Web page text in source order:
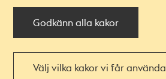
Godkänn alla kakor
Välj vilka kakor vi får använda